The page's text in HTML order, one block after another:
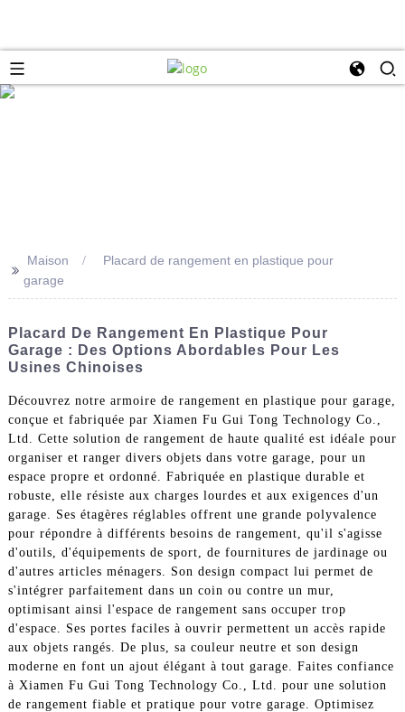
>> Maison
Placard de rangement en plastique pour
garage
Placard De Rangement En Plastique Pour
Garage : Des Options Abordables Pour Les
Usines Chinoises
Découvrez notre armoire de rangement en plastique pour garage,
conçue et fabriquée par Xiamen Fu Gui Tong Technology Co.,
Ltd. Cette solution de rangement de haute qualité est idéale pour
organiser et ranger divers objets dans votre garage, pour un
espace propre et ordonné. Fabriquée en plastique durable et
robuste, elle résiste aux charges lourdes et aux exigences d'un
garage. Ses étagères réglables offrent une grande polyvalence
pour répondre à différents besoins de rangement, qu'il s'agisse
d'outils, d'équipements de sport, de fournitures de jardinage ou
d'autres articles ménagers. Son design compact lui permet de
s'intégrer parfaitement dans un coin ou contre un mur,
optimisant ainsi l'espace de rangement sans occuper trop
d'espace. Ses portes faciles à ouvrir permettent un accès rapide
aux objets rangés. De plus, sa couleur neutre et son design
moderne en font un ajout élégant à tout garage. Faites confiance
à Xiamen Fu Gui Tong Technology Co., Ltd. pour une solution
de rangement fiable et pratique pour votre garage. Optimisez